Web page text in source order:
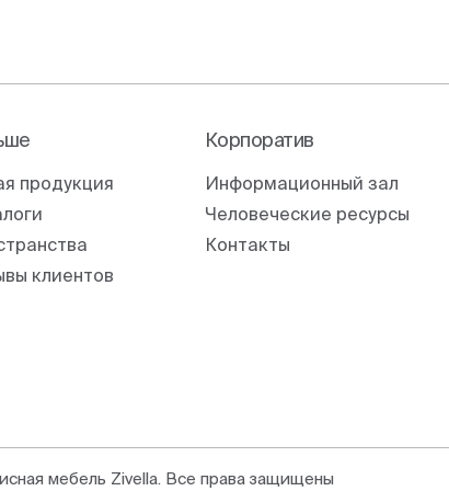
продукция
клиентов
Корпоратив
Информационный зал
Человеческие ресурсы
Контакты
мебель Zivella. Все права защищены